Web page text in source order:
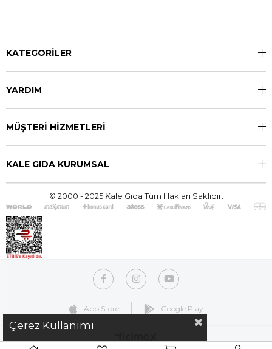
KATEGORİLER
YARDIM
MÜŞTERİ HİZMETLERİ
KALE GIDA KURUMSAL
© 2000 - 2025 Kale Gıda Tüm Hakları Saklıdır.
App Store Google Play
Çerez Kullanımı